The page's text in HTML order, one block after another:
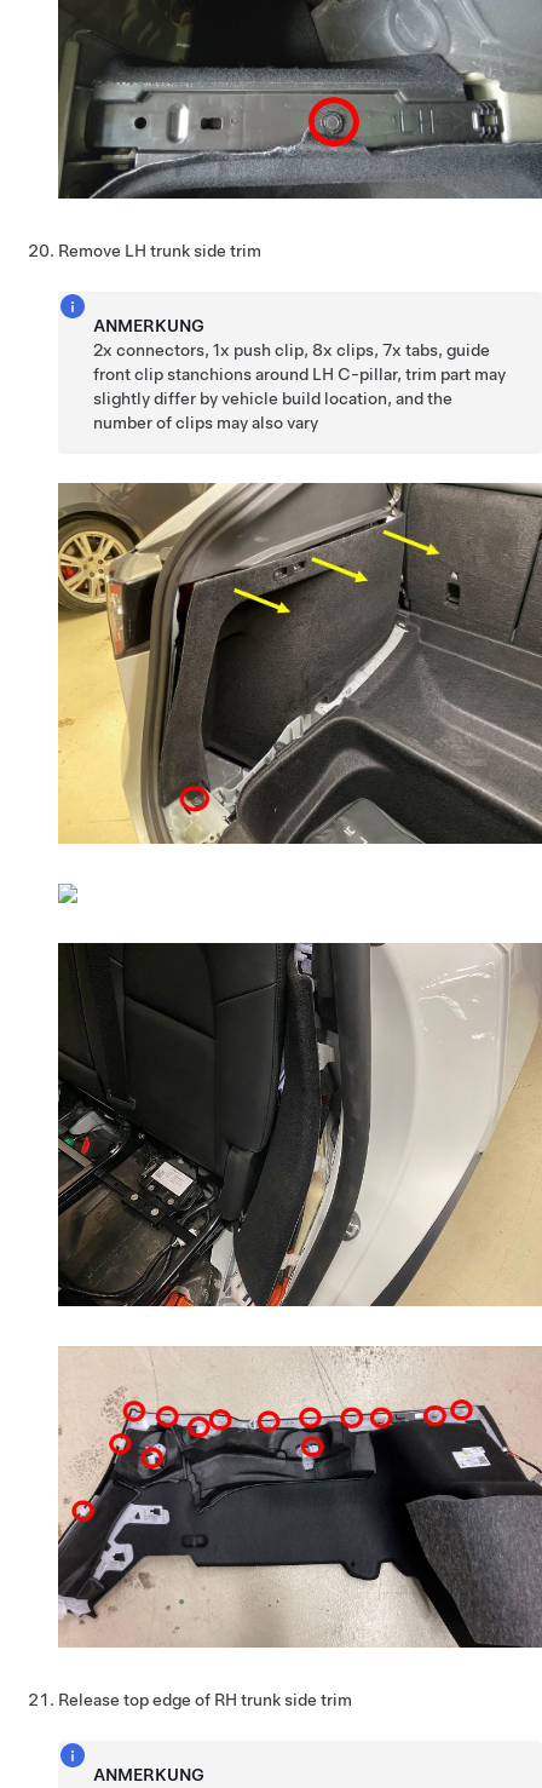
Remove LH trunk side trim
ANMERKUNG
2x connectors, 1x push clip, 8x clips, 7x tabs, guide
front clip stanchions around LH C-pillar, trim part may
slightly differ by vehicle build location, and the
number of clips may also vary
Release top edge of RH trunk side trim
ANMERKUNG